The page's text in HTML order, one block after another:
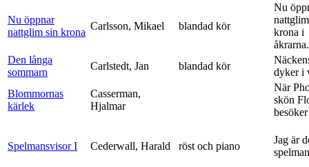
Nu öppnar
nattglim sin krona
Carlsson, Mikael blandad kör
Nu
krona i
Den långa
sommarn
Carlstedt, Jan blandad kör
dyker i
Blommornas
kärlek
Casserman,
Hjalmar
När
skön
besöker
Spelmansvisor I Cederwall, Harald röst och piano
Jag är
spelman